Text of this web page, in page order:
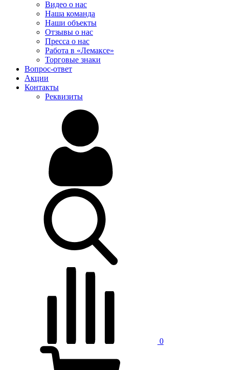
Видео о нас
Наша команда
Наши объекты
Отзывы о нас
Пресса о нас
Работа в «Лемаксе»
Торговые знаки
Вопрос-ответ
Акции
Контакты
Реквизиты
0